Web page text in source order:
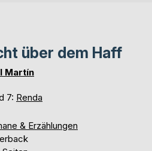
über dem Haff
Martín
7: Renda
& Erzählungen